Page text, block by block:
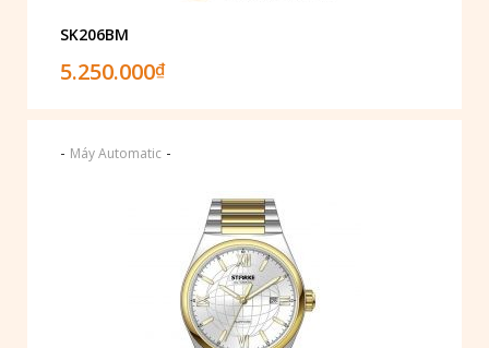
SK206BM
5.250.000₫
- Máy Automatic -